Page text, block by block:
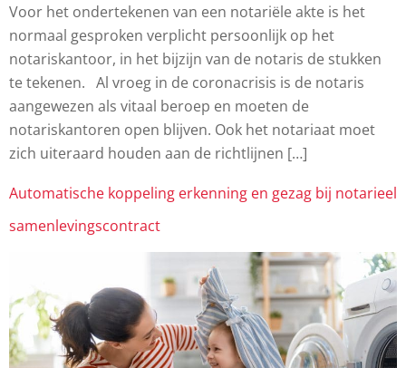
Voor het ondertekenen van een notariële akte is het
normaal gesproken verplicht persoonlijk op het
notariskantoor, in het bijzijn van de notaris de stukken
te tekenen. Al vroeg in de coronacrisis is de notaris
aangewezen als vitaal beroep en moeten de
notariskantoren open blijven. Ook het notariaat moet
zich uiteraard houden aan de richtlijnen […]
Automatische koppeling erkenning en gezag bij notarieel
samenlevingscontract